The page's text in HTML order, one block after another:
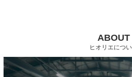
ABOUT
ヒオリエにつ